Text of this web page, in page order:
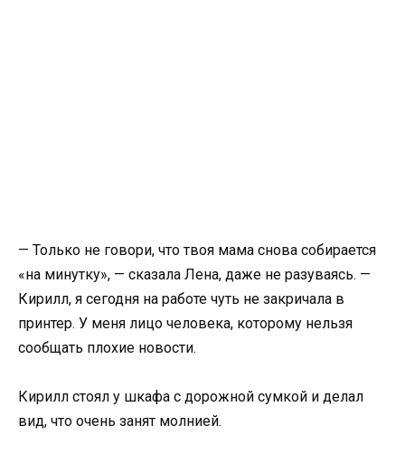
— Только не говори, что твоя мама снова собирается
«на минутку», — сказала Лена, даже не разуваясь. —
Кирилл, я сегодня на работе чуть не закричала в
принтер. У меня лицо человека, которому нельзя
сообщать плохие новости.
Кирилл стоял у шкафа с дорожной сумкой и делал
вид, что очень занят молнией.